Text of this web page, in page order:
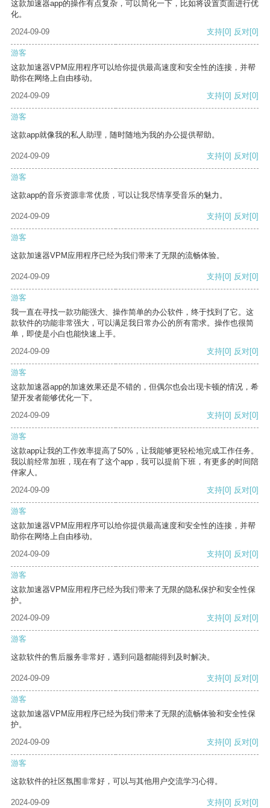
这款加速器app的操作有点复杂，可以简化一下，比如将设置页面进行优
化。
2024-09-09
支持[0] 反对[0]
游客
这款加速器VPM应用程序可以给你提供最高速度和安全性的连接，并帮
助你在网络上自由移动。
2024-09-09
支持[0] 反对[0]
游客
这款app就像我的私人助理，随时随地为我的办公提供帮助。
2024-09-09 支持[0] 反对[0]
游客
这款app的音乐资源非常优质，可以让我尽情享受音乐的魅力。
2024-09-09 支持[0] 反对[0]
游客
这款加速器VPM应用程序已经为我们带来了无限的流畅体验。
2024-09-09 支持[0] 反对[0]
游客
我一直在寻找一款功能强大、操作简单的办公软件，终于找到了它。这
款软件的功能非常强大，可以满足我日常办公的所有需求。操作也很简
单，即使是小白也能快速上手。
2024-09-09
支持[0] 反对[0]
游客
这款加速器app的加速效果还是不错的，但偶尔也会出现卡顿的情况，希
望开发者能够优化一下。
2024-09-09
支持[0] 反对[0]
游客
这款app让我的工作效率提高了50%，让我能够更轻松地完成工作任务。
我以前经常加班，现在有了这个app，我可以提前下班，有更多的时间陪
伴家人。
2024-09-09
支持[0] 反对[0]
游客
这款加速器VPM应用程序可以给你提供最高速度和安全性的连接，并帮
助你在网络上自由移动。
2024-09-09
支持[0] 反对[0]
游客
这款加速器VPM应用程序已经为我们带来了无限的隐私保护和安全性保
护。
2024-09-09
支持[0] 反对[0]
游客
这款软件的售后服务非常好，遇到问题都能得到及时解决。
2024-09-09 支持[0] 反对[0]
游客
这款加速器VPM应用程序已经为我们带来了无限的流畅体验和安全性保
护。
2024-09-09
支持[0] 反对[0]
游客
这款软件的社区氛围非常好，可以与其他用户交流学习心得。
2024-09-09 支持[0] 反对[0]